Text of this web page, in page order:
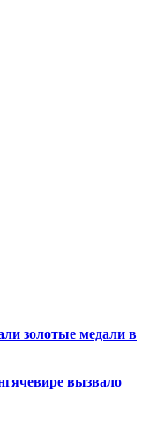
золотые медали в
вызвало